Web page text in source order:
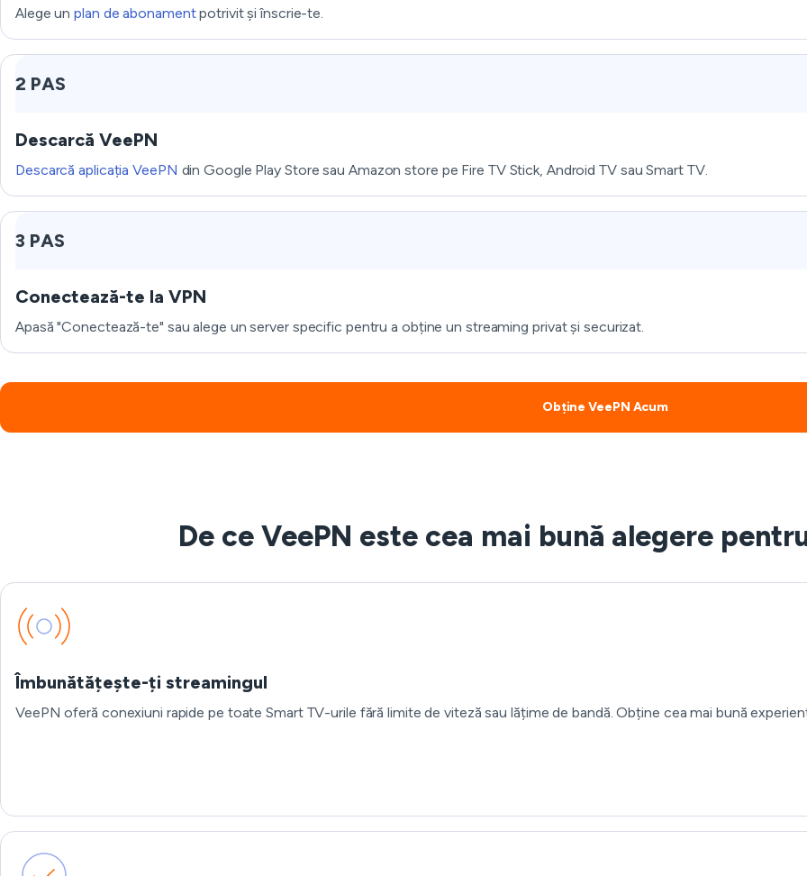
Alege unplan de abonamentpotrivit și înscrie-te.
2 PAS
Descarcă VeePN
Descarcă aplicația VeePN din Google Play Store sau Amazon store pe Fire TV Stick, Android TV sau Smart TV.
3 PAS
Conectează-te la VPN
Apasă "Conectează-te" sau alege un server specific pentru a obține un streaming privat și securizat.
Obține VeePN Acum
De ce VeePN este cea mai bună alegere
Îmbunătățește-ți streamingul
VeePN oferă conexiuni rapide pe toate Smart TV-urile fără limite de viteză sau lățime de bandă. Obține cea mai bună